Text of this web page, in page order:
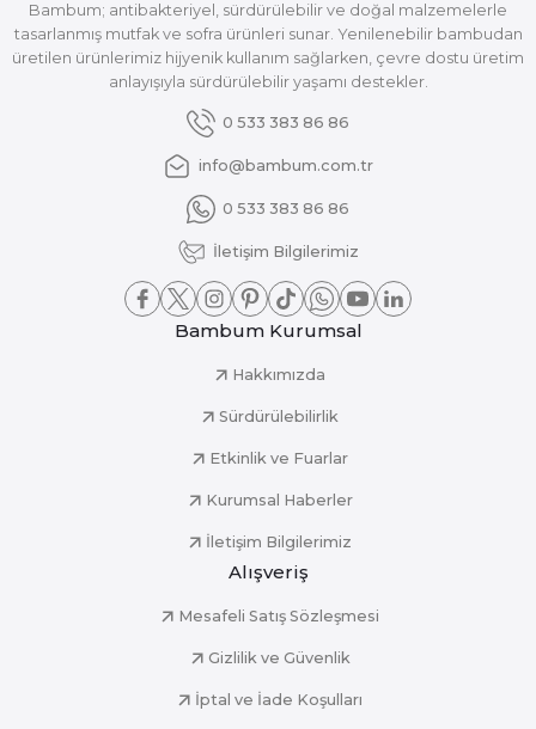
Bambum; antibakteriyel, sürdürülebilir ve doğal malzemelerle
tasarlanmış mutfak ve sofra ürünleri sunar. Yenilenebilir bambudan
üretilen ürünlerimiz hijyenik kullanım sağlarken, çevre dostu üretim
anlayışıyla sürdürülebilir yaşamı destekler.
0 533 383 86 86
info@bambum.com.tr
0 533 383 86 86
İletişim Bilgilerimiz
Bambum Kurumsal
Hakkımızda
Sürdürülebilirlik
Etkinlik ve Fuarlar
Kurumsal Haberler
İletişim Bilgilerimiz
Alışveriş
Mesafeli Satış Sözleşmesi
Gizlilik ve Güvenlik
İptal ve İade Koşulları